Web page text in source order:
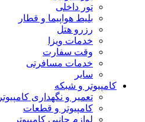
تور داخلی
بلیط هواپیما و قطار
رزرو هتل
خدمات ویزا
وقت سفارت
خدمات مسافرتی
سایر
کامپیوتر و شبکه
تعمیر و نگهداری کامپیوتر
کامپیوتر و قطعات
لوازم جانبی کامپیوتر